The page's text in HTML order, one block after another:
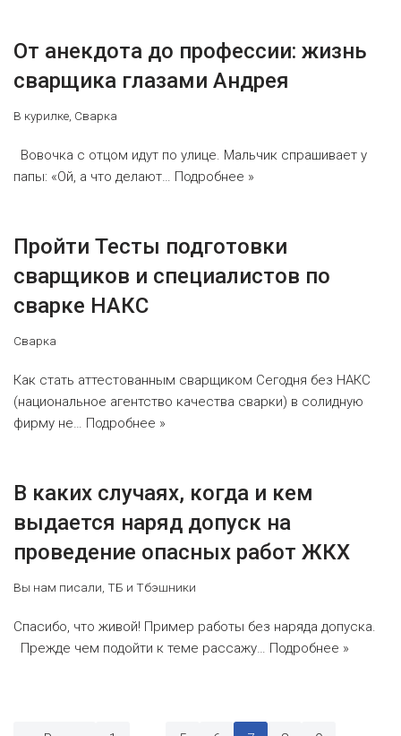
От анекдота до профессии: жизнь
сварщика глазами Андрея
В курилке Сварка
Вовочка с отцом идут по улице. Мальчик спрашивает у
папы: «Ой, а что делают… Подробнее »
Пройти Тесты подготовки
сварщиков и специалистов по
сварке НАКС
Сварка
Как стать аттестованным сварщиком Сегодня без НАКС
(национальное агентство качества сварки) в солидную
фирму не… Подробнее »
В каких случаях, когда и кем
выдается наряд допуск на
проведение опасных работ ЖКХ
Вы нам писали ТБ и Тбэшники
Спасибо, что живой! Пример работы без наряда допуска.
Прежде чем подойти к теме рассажу… Подробнее »